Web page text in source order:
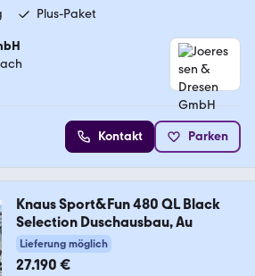
Plus-Paket
Kontakt Parken
Knaus Sport&Fun 480 QL Black
Selection Duschausbau, Au
Lieferung möglich
27.190 €